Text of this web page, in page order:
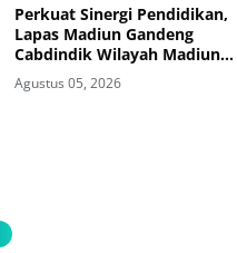
Perkuat Sinergi Pendidikan,
Lapas Madiun Gandeng
Cabdindik Wilayah Madiun
Hadirkan Program TITL
Agustus 05, 2026